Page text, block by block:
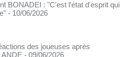
BONADEI : "C'est l'état d'esprit qui
- 10/06/2026
des joueuses après
- 09/06/2026